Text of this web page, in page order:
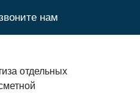
нам
отдельных